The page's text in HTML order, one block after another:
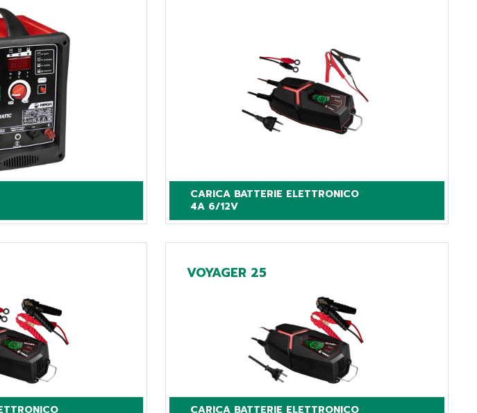
CARICA BATTERIE ELETTRONICO
4A 6/12V
VOYAGER 25
CARICA BATTERIE ELETTRONICO